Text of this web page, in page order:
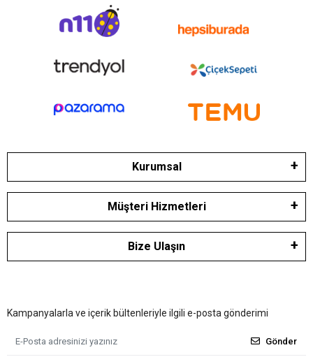
Kurumsal
Müşteri Hizmetleri
Bize Ulaşın
Kampanyalarla ve içerik bültenleriyle ilgili e-posta gönderimi
Gönder